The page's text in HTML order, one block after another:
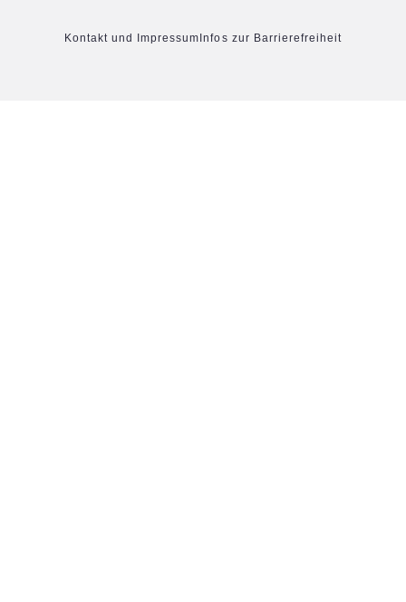
Kontakt und Impressum Infos zur Barrierefreiheit